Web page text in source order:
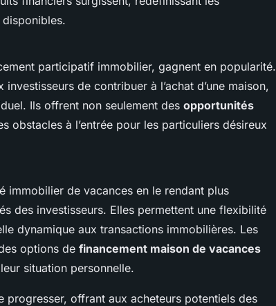
participatif immobilier, gagnent en popularité.
de contribuer à l’achat d’une maison,
Ils offrent non seulement des opportunités
obstacles à l’entrée pour les particuliers désireux
immobilier de vacances en le rendant plus
des investisseurs. Elles permettent une flexibilité
dynamique aux transactions immobilières. Les
options de financement maison de vacances
situation personnelle.
progresser, offrant aux acheteurs potentiels des